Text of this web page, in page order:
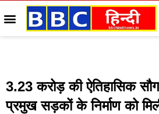
3.23 करोड़ की ऐतिहासिक
प्रमुख सड़कों के निर्माण को